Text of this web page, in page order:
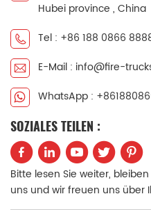
العربية
中文
Filipino
Hubei province , China
Tel : +86 188 0866
E-Mail : info@fire-
WhatsApp :
SOZIALES TEILEN :
Bitte lesen Sie weiter,
uns und wir freuen uns über